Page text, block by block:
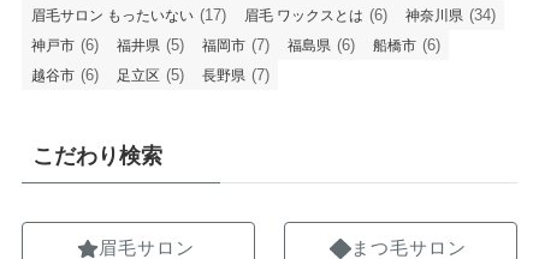
眉毛サロン もったいない (17) 眉毛 ワックスとは (6) 神奈川県 (34)
神戸市 (6) 福井県 (5) 福岡市 (7) 福島県 (6) 船橋市 (6)
越谷市 (6) 足立区 (5) 長野県 (7)
こだわり検索
眉毛サロン まつ毛サロン